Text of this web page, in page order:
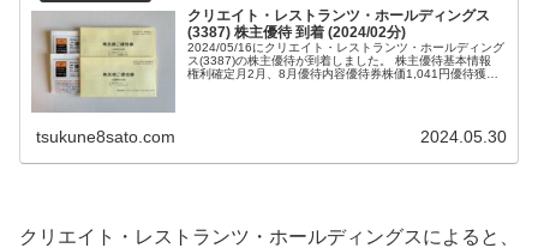
クリエイト・レストランツ・ホールディングス
(3387) 株主優待 到着 (2024/02分)
2024/05/16にクリエイト・レストランツ・ホールディング
ス(3387)の株主優待が到着しました。 株主優待基本情報
権利確定月2月、8月優待内容優待券株価1,041円優待獲得
tsukune8sato.com 2024.05.30
クリエイト・レストランツ・ホールディングスによると、